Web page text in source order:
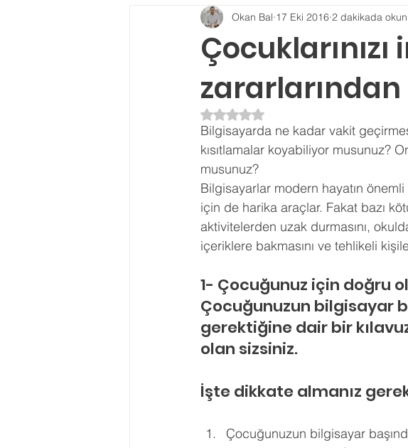
Dikkat Dağınıklığı Hiperaktivite Anne-Baba Eğitimi
Eğitim Danışmanlığı
Ergenlik Danışmanlığı PDR Rehberlik
Evlilik Terapisi
zararlarından
Okan Bal 17 Eki 2016 2 dakikada
5 üzerinden NaN yıldız
Bilgisayarda ne kadar vakit
kısıtlamalar koyabiliyor musunuz?
musunuz?
Bilgisayarlar modern hayatın
için de harika araçlar. Fakat bazı
aktivitelerden uzak durmasını,
içeriklere bakmasını ve tehlikeli
1- Çocuğunuz için doğru
Çocuğunuzun bilgisayar
gerektiğine dair bir
olan sizsiniz.
İşte dikkate almanız
Çocuğunuzun bilgisayar